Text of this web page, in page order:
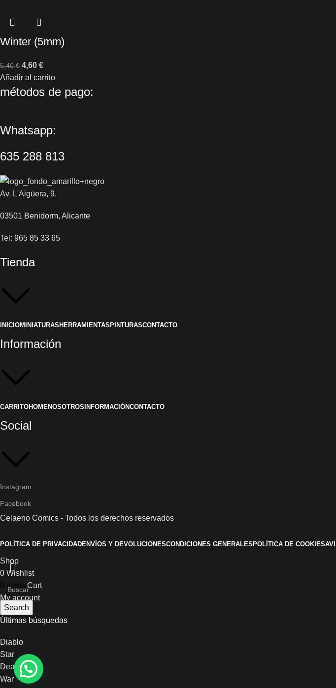
Winter (5mm)
5,40€ 4,60 €
Añadir al carrito
métodos de pago:
Whatsapp:
635 288 813
Av. L'Aigüera, 9,
03501 Benidorm, Alicante
Tel: 965 85 33 65
Tienda
INICIOMINIATURASHERRAMIENTASPINTURASCONTACTO
Información
CARRITOHOMENOSOTROSINFORMACIÓNCONTACTO
Social
Instagram
Facebook
Celaeno Comics - Todos los derechos reservados
POLÍTICA DE PRIVACIDADENVÍOS Y DEVOLUCIONESCONDICIONES GENERALESPOLÍTICA DE COOKIES
Search
Últimas búsquedas
Diablo
Star
Dead
War
Shop
0 Wishlist
0 items Cart
My account